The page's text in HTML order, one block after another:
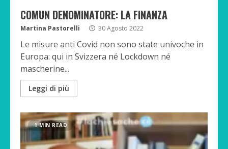
COMUN DENOMINATORE: LA FINANZA
Martina Pastorelli 30 Agosto 2022
Le misure anti Covid non sono state univoche in
Europa: qui in Svizzera né Lockdown né
mascherine...
Leggi di più
1 MIN READ